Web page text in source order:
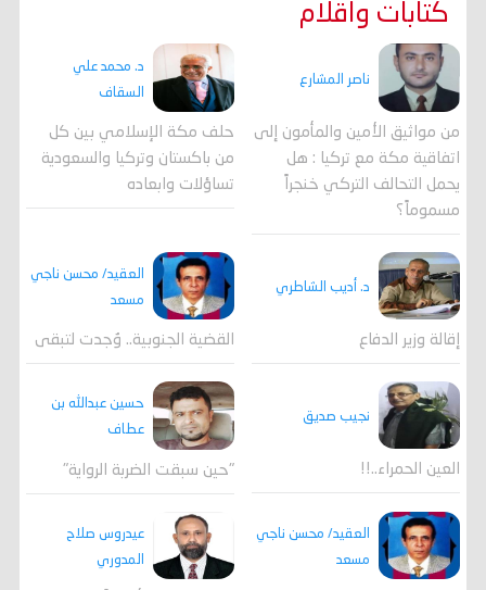
كتابات واقلام
ناصر المشارع
من مواثيق الأمين والمأمون إلى
اتفاقية مكة مع تركيا : هل
يحمل التحالف التركي خنجراً
مسموماً؟
د. محمد علي
السقاف
حلف مكة الإسلامي بين كل
من باكستان وتركيا والسعودية
تساؤلات وابعاده
د. أديب الشاطري
إقالة وزير الدفاع
العقيد/ محسن ناجي
مسعد
القضية الجنوبية.. وُجدت لتبقى
نجيب صديق
العين الحمراء..!!
حسين عبدالله بن
عطاف
"حين سبقت الضربة الرواية"
العقيد/ محسن ناجي
مسعد
عيدروس صلاح
المدوري